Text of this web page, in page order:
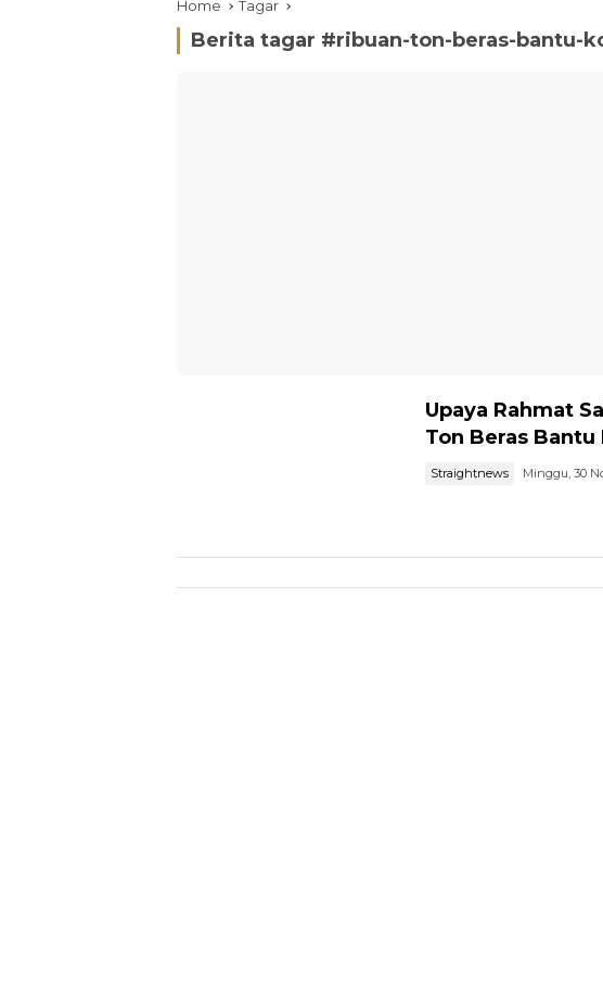
Home Tagar
Berita tagar #ribuan-ton-beras-bantu-
Upaya Rahmat
Ton Beras
Straightnews Minggu, 30